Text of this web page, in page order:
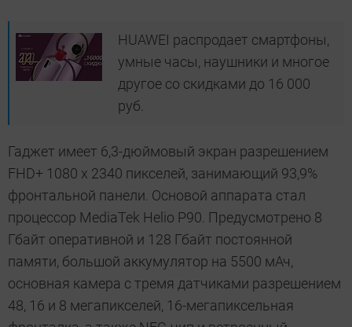
HUAWEI распродает смартфоны,
умные часы, наушники и многое
другое со скидками до 16 000
руб.
Гаджет имеет 6,3-дюймовый экран разрешением
FHD+ 1080 х 2340 пикселей, занимающий 93,9%
фронтальной панели. Основой аппарата стал
процессор MediaTek Helio P90. Предусмотрено 8
Гбайт оперативной и 128 Гбайт постоянной
памяти, большой аккумулятор на 5500 мАч,
основная камера с тремя датчиками разрешением
48, 16 и 8 мегапикселей, 16-мегапиксельная